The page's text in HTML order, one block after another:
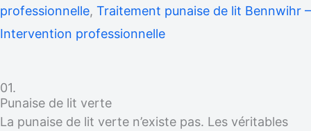
professionnelle, Traitement punaise de lit Bennwihr –
Intervention professionnelle
01.
Punaise de lit verte
La punaise de lit verte n’existe pas. Les véritables